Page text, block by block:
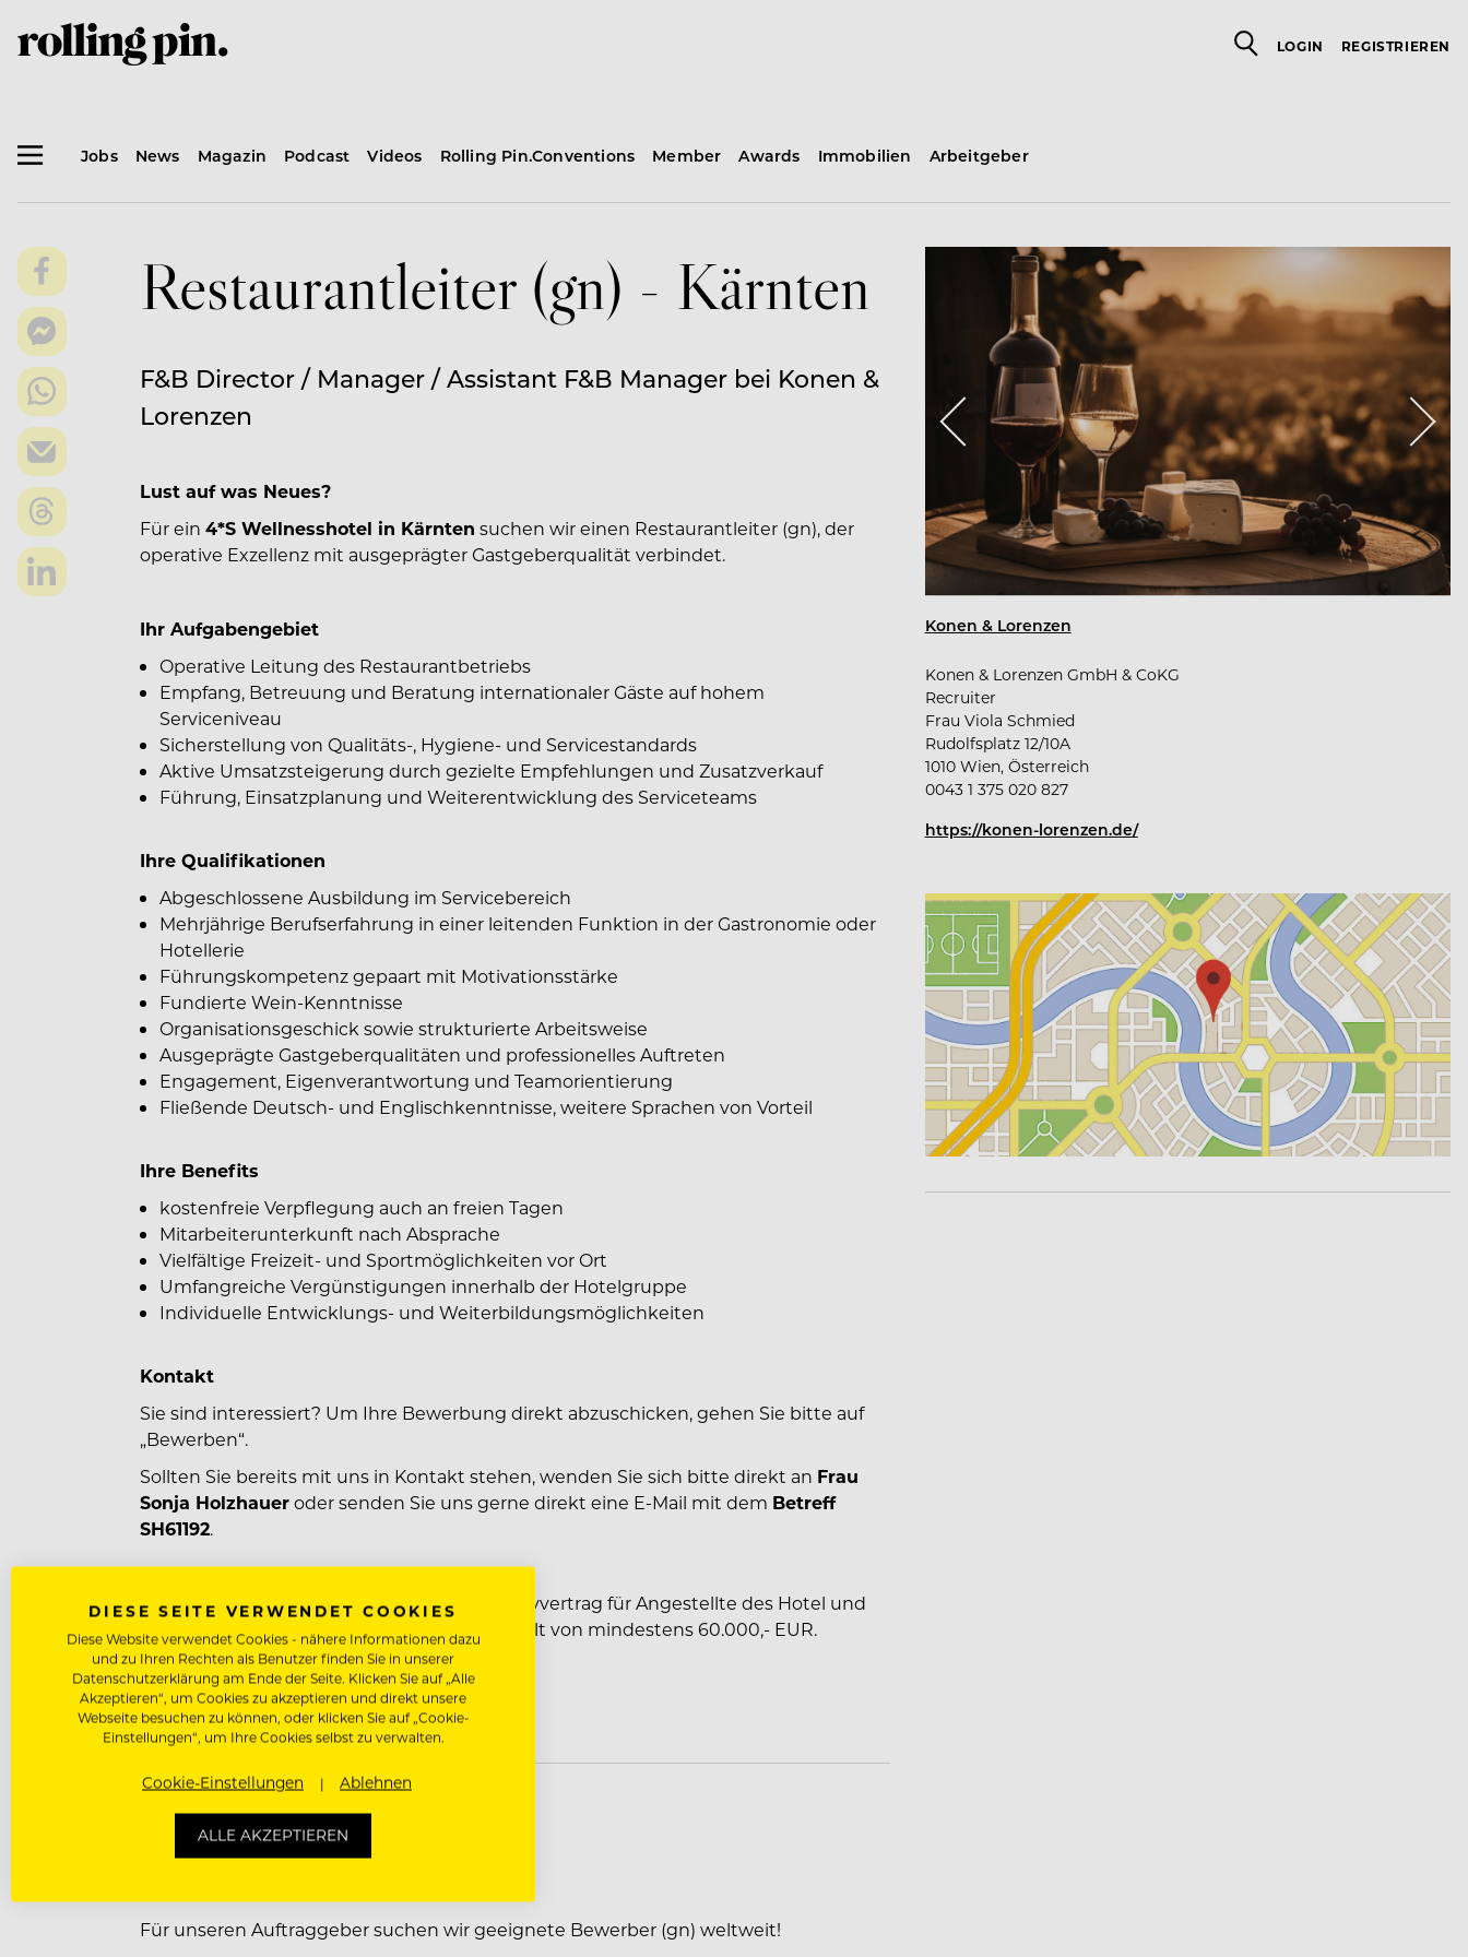
LOGIN REGISTRIEREN
Jobs News Magazin Podcast Videos Rolling Pin.Conventions Member Awards Immobilien Arbeitgeber
Restaurantleiter (gn) - Kärnten
F&B Director / Manager / Assistant F&B Manager bei Konen &
Lorenzen
Lust auf was Neues?
Für ein 4*S Wellnesshotel in Kärnten suchen wir einen Restaurantleiter (gn), der
operative Exzellenz mit ausgeprägter Gastgeberqualität verbindet.
Ihr Aufgabengebiet
Operative Leitung des Restaurantbetriebs
Empfang, Betreuung und Beratung internationaler Gäste auf hohem
Serviceniveau
Sicherstellung von Qualitäts-, Hygiene- und Servicestandards
Aktive Umsatzsteigerung durch gezielte Empfehlungen und Zusatzverkauf
Führung, Einsatzplanung und Weiterentwicklung des Serviceteams
Ihre Qualifikationen
Abgeschlossene Ausbildung im Servicebereich
Mehrjährige Berufserfahrung in einer leitenden Funktion in der Gastronomie oder
Hotellerie
Führungskompetenz gepaart mit Motivationsstärke
Fundierte Wein-Kenntnisse
Organisationsgeschick sowie strukturierte Arbeitsweise
Ausgeprägte Gastgeberqualitäten und professionelles Auftreten
Engagement, Eigenverantwortung und Teamorientierung
Fließende Deutsch- und Englischkenntnisse, weitere Sprachen von Vorteil
Ihre Benefits
kostenfreie Verpflegung auch an freien Tagen
Mitarbeiterunterkunft nach Absprache
Vielfältige Freizeit- und Sportmöglichkeiten vor Ort
Umfangreiche Vergünstigungen innerhalb der Hotelgruppe
Individuelle Entwicklungs- und Weiterbildungsmöglichkeiten
Kontakt
Sie sind interessiert? Um Ihre Bewerbung direkt abzuschicken, gehen Sie bitte auf
„Bewerben“.
Sollten Sie bereits mit uns in Kontakt stehen, wenden Sie sich bitte direkt an Frau
Sonja Holzhaueroder senden Sie uns gerne direkt eine E-Mail mit dem Betreff
SH61192.
Das Dienstverhältnis unterliegt dem Kollektivvertrag für Angestellte des Hotel und
Gastgewerbes, mit einem Bruttojahresentgelt von mindestens 60.000,- EUR.
Wir freuen uns auf Ihre Bewerbung!
Über Konen & Lorenzen
Bereit für etwas Neues?
Für unseren Auftraggeber suchen wir geeignete Bewerber (gn) weltweit!
Konen & Lorenzen
Konen & Lorenzen GmbH & CoKG
Recruiter
Frau Viola Schmied
Rudolfsplatz 12/10A
1010 Wien, Österreich
0043 1 375 020 827
https://konen-lorenzen.de/
DIESE SEITE VERWENDET COOKIES
Diese Website verwendet Cookies - nähere Informationen dazu
und zu Ihren Rechten als Benutzer finden Sie in unserer
Datenschutzerklärung am Ende der Seite. Klicken Sie auf „Alle
Akzeptieren“, um Cookies zu akzeptieren und direkt unsere
Webseite besuchen zu können, oder klicken Sie auf „Cookie-
Einstellungen“, um Ihre Cookies selbst zu verwalten.
Cookie-Einstellungen Ablehnen
ALLE AKZEPTIEREN